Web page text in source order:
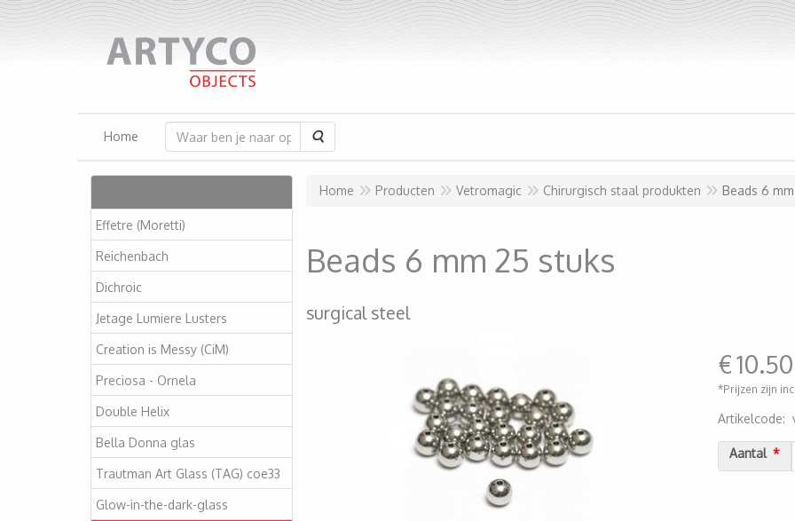
Home Zoeken
Effetre (Moretti)
Reichenbach
Dichroic
Jetage Lumiere Lusters
Creation is Messy (CiM)
Preciosa - Ornela
Double Helix
Bella Donna glas
Trautman Art Glass (TAG) coe33
Glow-in-the-dark-glass
Home Producten Vetromagic Chirurgisch staal produkten Beads 6
Beads 6 mm 25 stuks
surgical steel
€10.50
*Prijzen zijn
Artikelcode:
Aantal